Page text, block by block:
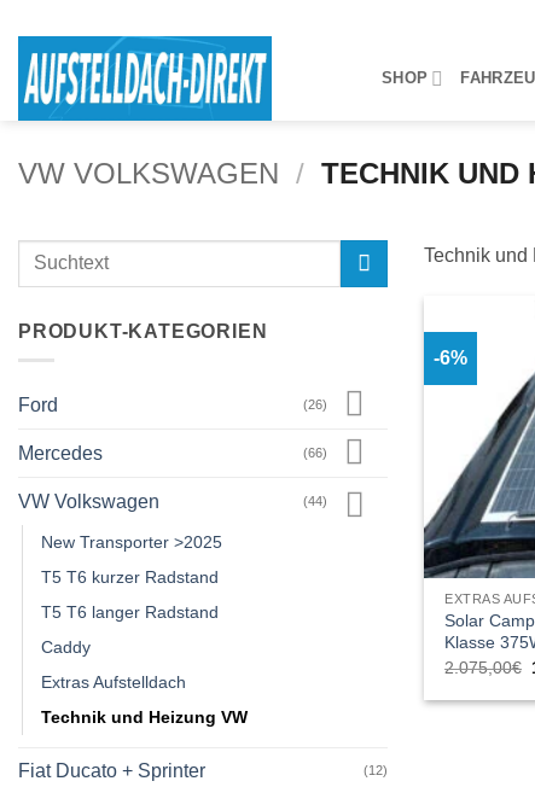
springen
SHOP
VW VOLKSWAGEN / TECHNIK UND
Suchen
PRODUKT-KATEGORIEN
Ford (26)
Mercedes (66)
VW Volkswagen (44)
New Transporter >2025
T5 T6 kurzer Radstand
T5 T6 langer Radstand
Caddy
Extras Aufstelldach
Technik und Heizung VW
Fiat Ducato + Sprinter (12)
Technik und
-6%
EXTRAS
Solar
Klasse
2.075,00€